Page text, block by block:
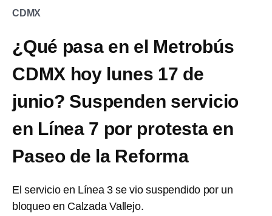
CDMX
¿Qué pasa en el Metrobús
CDMX hoy lunes 17 de
junio? Suspenden servicio
en Línea 7 por protesta en
Paseo de la Reforma
El servicio en Línea 3 se vio suspendido por un
bloqueo en Calzada Vallejo.